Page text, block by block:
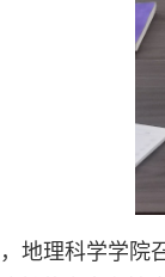
，地理科学学院